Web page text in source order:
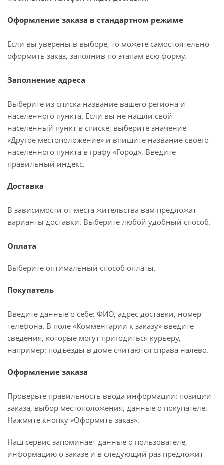
Оформление заказа в стандартном режиме
Если вы уверены в выборе, то можете самостоятельно
оформить заказ, заполнив по этапам всю форму.
Заполнение адреса
Выберите из списка название вашего региона и
населённого пункта. Если вы не нашли свой
населённый пункт в списке, выберите значение
«Другое местоположение» и впишите название своего
населённого пункта в графу «Город». Введите
правильный индекс.
Доставка
В зависимости от места жительства вам предложат
варианты доставки. Выберите любой удобный способ.
Оплата
Выберите оптимальный способ оплаты.
Покупатель
Введите данные о себе: ФИО, адрес доставки, номер
телефона. В поле «Комментарии к заказу» введите
сведения, которые могут пригодиться курьеру,
например: подъезды в доме считаются справа налево.
Оформление заказа
Проверьте правильность ввода информации: позиции
заказа, выбор местоположения, данные о покупателе.
Нажмите кнопку «Оформить заказ».
Наш сервис запоминает данные о пользователе,
информацию о заказе и в следующий раз предложит